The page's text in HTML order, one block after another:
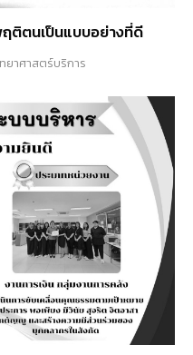
ติตนเป็นแบบอย่างที่ดี
าศาสตร์บริการ